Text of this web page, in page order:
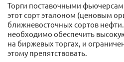
Торги поставочными
этот сорт эталоном (ценовым
ближневосточных сортов
необходимо обеспечить
на биржевых торгах, и
этому препятствовать.